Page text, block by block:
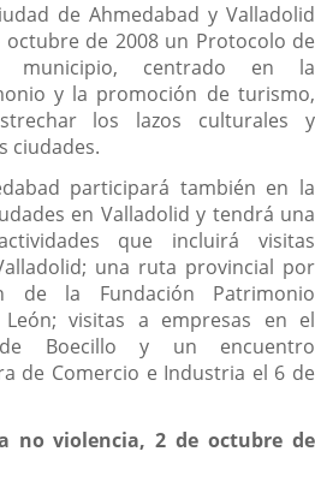
de Ahmedabad y Valladolid
de 2008 un Protocolo de
municipio, centrado en la
y la promoción de turismo,
los lazos culturales y
ciudades.
participará también en la
en Valladolid y tendrá una
que incluirá visitas
una ruta provincial por
de la Fundación Patrimonio
visitas a empresas en el
de Boecillo y un encuentro
de Comercio e Industria el 6 de
no violencia, 2 de octubre de